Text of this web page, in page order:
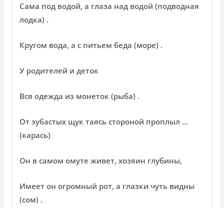
Сама под водой, а глаза над водой (подводная
лодка) .
Кругом вода, а с питьем беда (море) .
У родителей и деток
Вся одежда из монеток (рыба) .
От зубастых щук таясь стороной проплыл …
(карась)
Он в самом омуте живет, хозяин глубины,
Имеет он огромный рот, а глазки чуть видны
(сом) .